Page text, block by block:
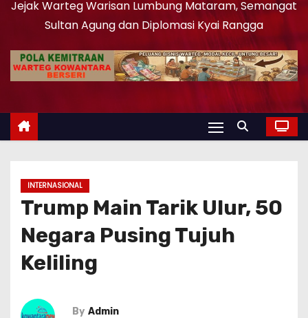
Jejak Warteg Warisan Lumbung Mataram, Semangat
Sultan Agung dan Diplomasi Kyai Rangga
INTERNASIONAL
Trump Main Tarik Ulur, 50
Negara Pusing Tujuh
Keliling
By Admin